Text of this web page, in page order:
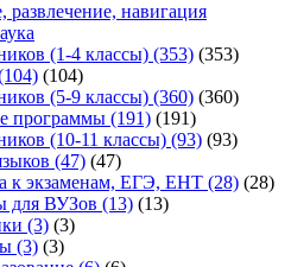
развлечение, навигация
(1-4 классы) (353) (353)
(104)
(5-9 классы) (360) (360)
программы (191) (191)
(10-11 классы) (93) (93)
(47) (47)
к экзаменам, ЕГЭ, ЕНТ (28) (28)
для ВУЗов (13) (13)
(3) (3)
(3) (3)